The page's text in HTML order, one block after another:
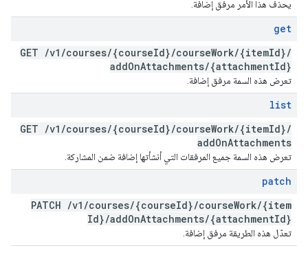
يحذف هذا الأمر مرفق إضافة.
get
GET /v1 /courses/{courseId}/courseWork/{itemId}/
addOnAttachments/{attachmentId}
تعرض هذه السمة مرفق إضافة.
list
GET /v1 /courses/{courseId}/courseWork/{itemId}/
addOnAttachments
تعرض هذه السمة جميع المرفقات التي أنشأتها إضافة ضمن المشاركة.
patch
PATCH /v1 /courses/{courseId}/courseWork/{item
Id}/addOnAttachments/{attachmentId}
تعدّل هذه الطريقة مرفق إضافة.